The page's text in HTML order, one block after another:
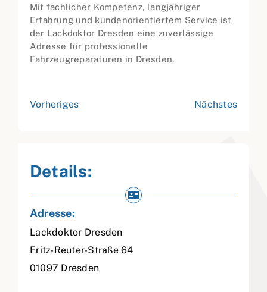
Mit fachlicher Kompetenz, langjähriger
Erfahrung und kundenorientiertem Service ist
der Lackdoktor Dresden eine zuverlässige
Adresse für professionelle
Fahrzeugreparaturen in Dresden.
Vorheriges Nächstes
Details:
Adresse:
Lackdoktor Dresden
Fritz-Reuter-Straße 64
01097 Dresden